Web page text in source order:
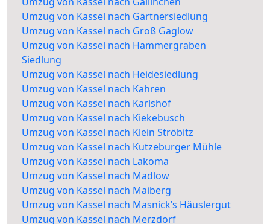
Umzug von Kassel nach Gärtnersiedlung
Umzug von Kassel nach Groß Gaglow
Umzug von Kassel nach Hammergraben
Siedlung
Umzug von Kassel nach Heidesiedlung
Umzug von Kassel nach Kahren
Umzug von Kassel nach Karlshof
Umzug von Kassel nach Kiekebusch
Umzug von Kassel nach Klein Ströbitz
Umzug von Kassel nach Kutzeburger Mühle
Umzug von Kassel nach Lakoma
Umzug von Kassel nach Madlow
Umzug von Kassel nach Maiberg
Umzug von Kassel nach Masnick’s Häuslergut
Umzug von Kassel nach Merzdorf